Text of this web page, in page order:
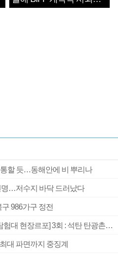
확정
할 듯…동해안에 비 뿌리나
명…저수지 바닥 드러났다
986가구 정전
[2026 부산청소년극지체험탐험대 현장르포] 3회 : 석탄 탄광촌에서 북극 연구의 중심지로
대 파면까지 중징계